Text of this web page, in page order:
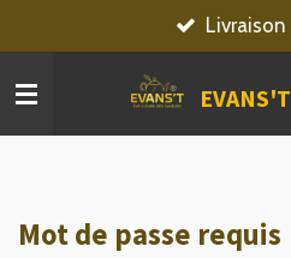
au
contenu
Livraison rapide
Mot de passe requis